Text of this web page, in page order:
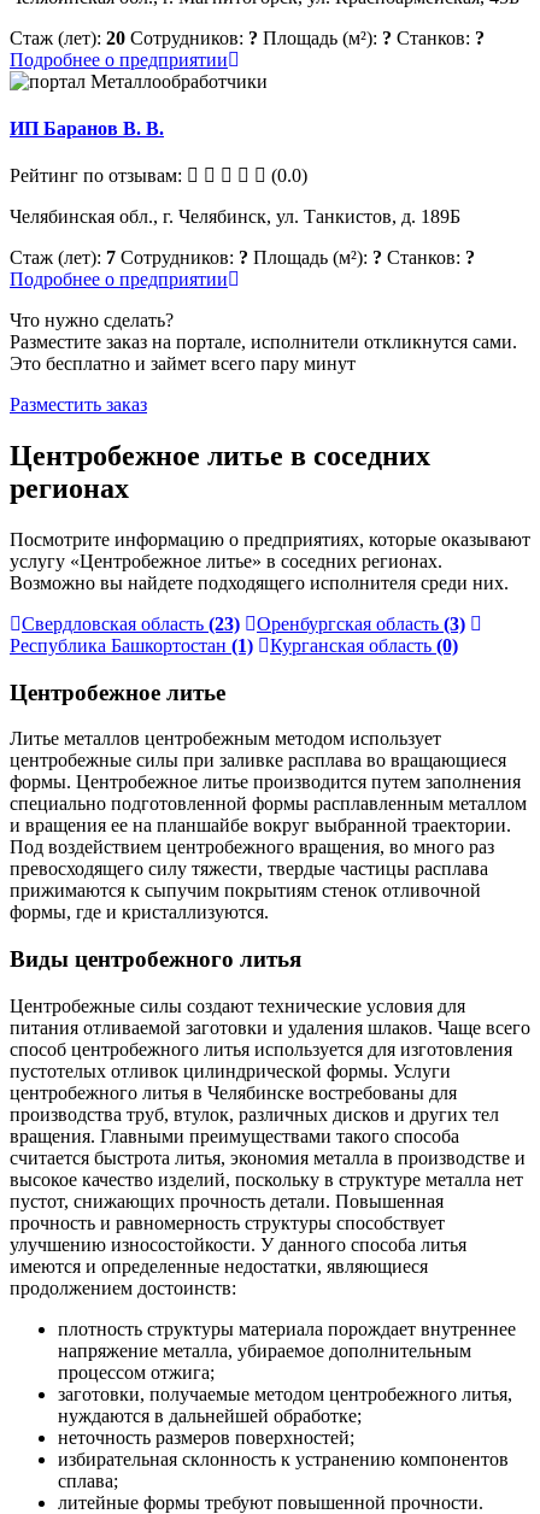
Стаж (лет): 20 Сотрудников: ? Площадь (м²): ? Станков: ?
Подробнее о предприятии
ИП Баранов В. В.
Рейтинг по отзывам:
(0.0)
Челябинская обл., г. Челябинск, ул. Танкистов, д. 189Б
Стаж (лет): 7 Сотрудников: ? Площадь (м²): ? Станков: ?
Подробнее о предприятии
Что нужно сделать?
Разместите заказ на портале, исполнители откликнутся сами.
Это бесплатно и займет всего пару минут
Разместить заказ
Центробежное литье в соседних
регионах
Посмотрите информацию о предприятиях, которые оказывают
услугу «Центробежное литье» в соседних регионах.
Возможно вы найдете подходящего исполнителя среди них.
Свердловская область (23) Оренбургская область (3)
Республика Башкортостан (1) Курганская область (0)
Центробежное литье
Литье металлов центробежным методом использует
центробежные силы при заливке расплава во вращающиеся
формы. Центробежное литье производится путем заполнения
специально подготовленной формы расплавленным металлом
и вращения ее на планшайбе вокруг выбранной траектории.
Под воздействием центробежного вращения, во много раз
превосходящего силу тяжести, твердые частицы расплава
прижимаются к сыпучим покрытиям стенок отливочной
формы, где и кристаллизуются.
Виды центробежного литья
Центробежные силы создают технические условия для
питания отливаемой заготовки и удаления шлаков. Чаще всего
способ центробежного литья используется для изготовления
пустотелых отливок цилиндрической формы. Услуги
центробежного литья в Челябинске востребованы для
производства труб, втулок, различных дисков и других тел
вращения. Главными преимуществами такого способа
считается быстрота литья, экономия металла в производстве и
высокое качество изделий, поскольку в структуре металла нет
пустот, снижающих прочность детали. Повышенная
прочность и равномерность структуры способствует
улучшению износостойкости. У данного способа литья
имеются и определенные недостатки, являющиеся
продолжением достоинств:
плотность структуры материала порождает внутреннее
напряжение металла, убираемое дополнительным
процессом отжига;
заготовки, получаемые методом центробежного литья,
нуждаются в дальнейшей обработке;
неточность размеров поверхностей;
избирательная склонность к устранению компонентов
сплава;
литейные формы требуют повышенной прочности.